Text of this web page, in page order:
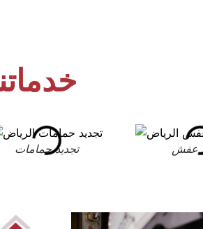
تجديد حمامات عفش